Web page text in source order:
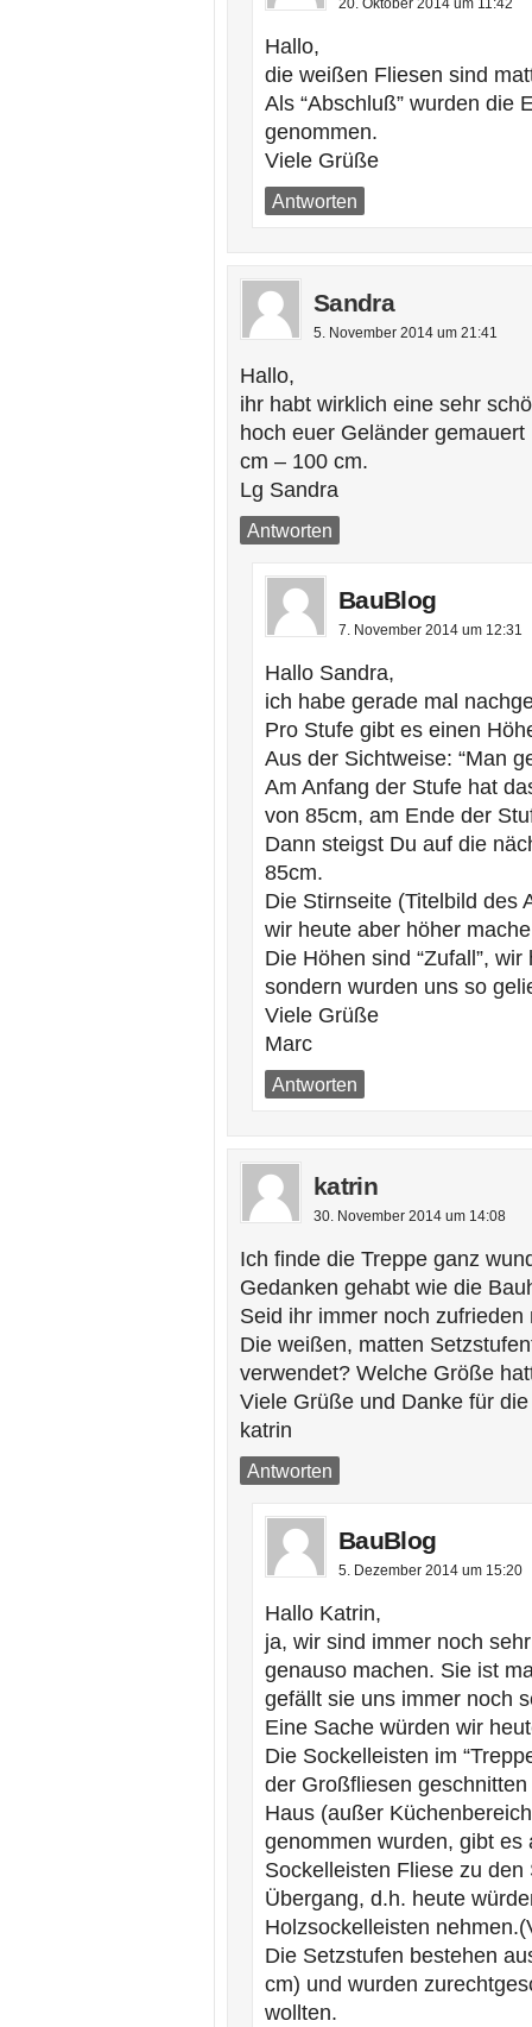
20. Oktober 2014 um 11:42
Hallo,
die weißen Fliesen sind
Als “Abschluß” wurden die
genommen.
Viele Grüße
Antworten
Sandra
5. November 2014 um 21:41
Hallo,
ihr habt wirklich eine sehr
hoch euer Geländer
cm – 100 cm.
Lg Sandra
Antworten
BauBlog
7. November 2014 um 12:31
Hallo Sandra,
ich habe gerade mal
Pro Stufe gibt es einen
Aus der Sichtweise: “Man
Am Anfang der Stufe hat
von 85cm, am Ende der
Dann steigst Du auf die
85cm.
Die Stirnseite (Titelbild des
wir heute aber höher
Die Höhen sind “Zufall”,
sondern wurden uns so
Viele Grüße
Marc
Antworten
katrin
30. November 2014 um 14:08
Ich finde die Treppe ganz
Gedanken gehabt wie die
Seid ihr immer noch
Die weißen, matten
verwendet? Welche Größe
Viele Grüße und Danke für
katrin
Antworten
BauBlog
5. Dezember 2014 um 15:20
Hallo Katrin,
ja, wir sind immer noch
genauso machen. Sie ist
gefällt sie uns immer noch
Eine Sache würden wir
Die Sockelleisten im
der Großfliesen
Haus (außer
genommen wurden, gibt
Sockelleisten Fliese zu
Übergang, d.h. heute
Holzsockelleisten
Die Setzstufen bestehen
cm) und wurden
wollten.